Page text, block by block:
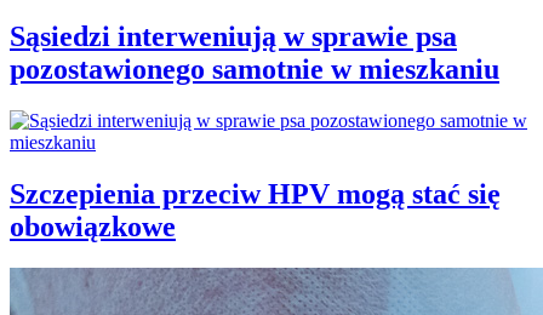
Sąsiedzi interweniują w sprawie psa
pozostawionego samotnie w mieszkaniu
Szczepienia przeciw HPV mogą stać się
obowiązkowe